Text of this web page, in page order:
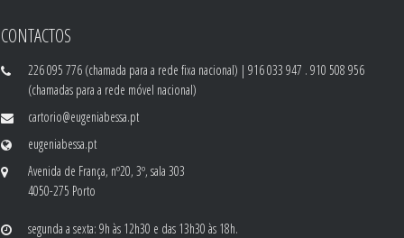
CONTACTOS
226 095 776 (chamada para a rede fixa nacional) | 916 033 947 . 910 508 956
(chamadas para a rede móvel nacional)
cartorio@eugeniabessa.pt
eugeniabessa.pt
Avenida de França, nº20, 3º, sala 303
4050-275 Porto
segunda a sexta: 9h às 12h30 e das 13h30 às 18h.